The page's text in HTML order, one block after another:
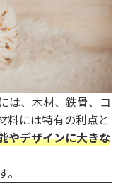
は、木材、鉄骨、コ
料には特有の利点と
やデザインに大きな